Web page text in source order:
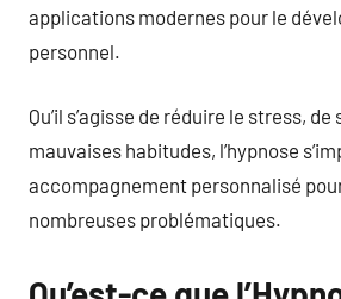
applications modernes pour le
personnel.
Qu’il s’agisse de réduire le stress,
mauvaises habitudes, l’hypnose
accompagnement personnalisé
nombreuses problématiques.